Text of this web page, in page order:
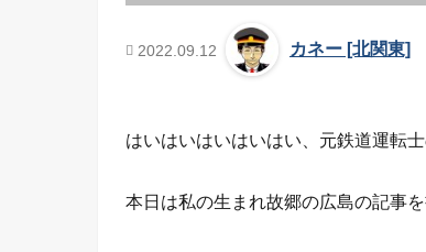
2022.09.12 カネー [北関東]
はいはいはいはいはい、元鉄道運転士
本日は私の生まれ故郷の広島の記事を